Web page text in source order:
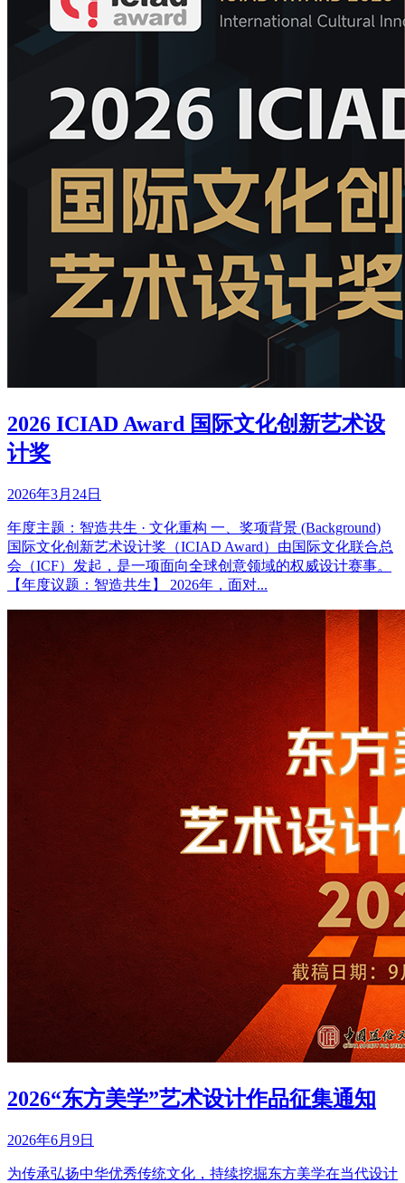
2026 ICIAD Award 国际文化创新艺术设
计奖
2026年3月24日
年度主题：智造共生 · 文化重构 一、奖项背景 (Background)
国际文化创新艺术设计奖（ICIAD Award）由国际文化联合总
会（ICF）发起，是一项面向全球创意领域的权威设计赛事。
【年度议题：智造共生】 2026年，面对...
2026“东方美学”艺术设计作品征集通知
2026年6月9日
为传承弘扬中华优秀传统文化，持续挖掘东方美学在当代设计